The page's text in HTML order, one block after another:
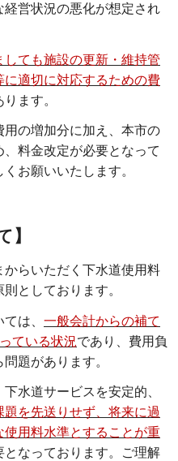
営状況の悪化が想定され
しても施設の更新・維持管
適切に対応するための費
ります。
の増加分に加え、本市の
料金改定が必要となって
お願いいたします。
】
らいただく下水道使用料
としております。
は、 一般会計からの補て
ている状況であり、費用負
題があります。
水道サービスを安定的、
題を先送りせず、将来に過
用料水準とすることが重
なっております。ご理解